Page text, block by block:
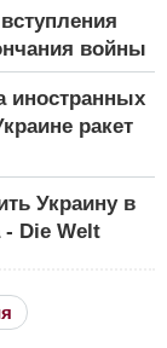
войны
иностранных
ракет
Украину в
- Die Welt